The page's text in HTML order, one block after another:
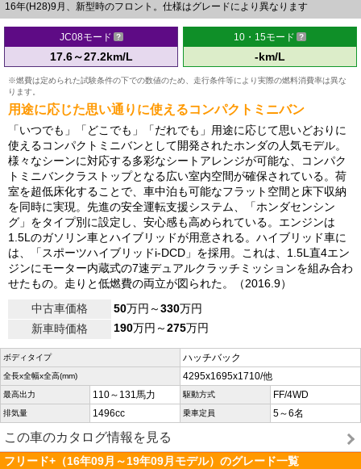
16年(H28)9月、新型時のフロント。仕様はグレードにより異なります
JC08モード
17.6～27.2km/L
10・15モード
-km/L
※燃費は定められた試験条件の下での数値のため、走行条件等により実際の燃料消費率は異な
ります。
用途に応じた思い通りに使えるコンパクトミニバン
「いつでも」「どこでも」「だれでも」用途に応じて思いどおりに
使えるコンパクトミニバンとして開発されたホンダの人気モデル。
様々なシーンに対応する多彩なシートアレンジが可能な、コンパク
トミニバンクラストップとなる広い室内空間が確保されている。荷
室を超低床化することで、車中泊も可能なフラット空間と床下収納
を同時に実現。先進の安全運転支援システム、「ホンダセンシン
グ」をタイプ別に設定し、安心感も高められている。エンジンは
1.5Lのガソリン車とハイブリッドが用意される。ハイブリッド車に
は、「スポーツハイブリッドi-DCD」を採用。これは、1.5L直4エン
ジンにモーター内蔵式の7速デュアルクラッチミッションを組み合わ
せたもの。走りと低燃費の両立が図られた。（2016.9）
中古車価格
50万円～330万円
新車時価格
190万円～275万円
ボディタイプ ハッチバック
全長x全幅x全高(mm) 4295x1695x1710/他
最高出力 110～131馬力 駆動方式 FF/4WD
排気量 1496cc 乗車定員 5～6名
この車のカタログ情報を見る
フリード+（16年09月～19年09月モデル）のグレード一覧